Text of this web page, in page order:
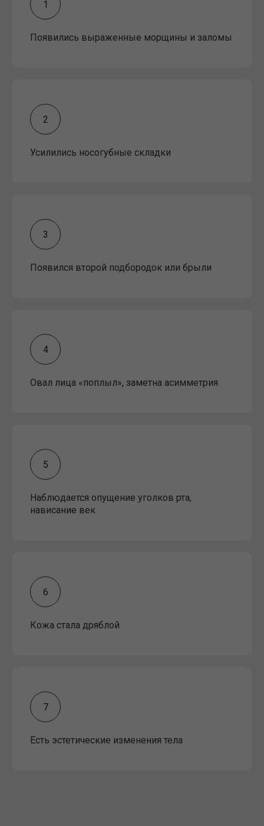
Появились выраженные морщины и заломы
Усилились носогубные складки
Появился второй подбородок или брыли
Овал лица «поплыл», заметна асимметрия
Наблюдается опущение уголков рта,
нависание век
Кожа стала дряблой
Есть эстетические изменения тела